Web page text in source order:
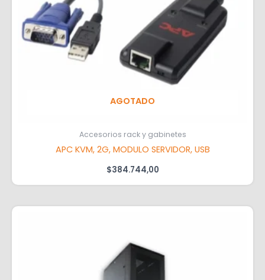
AGOTADO
Accesorios rack y gabinetes
APC KVM, 2G, MODULO SERVIDOR, USB
$384.744,00